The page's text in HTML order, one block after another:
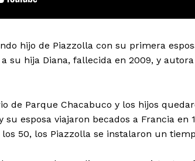
hijo de Piazzolla con su primera
su hija Diana, fallecida en 2009, y
de Parque Chacabuco y los hijos
su esposa viajaron becados a Francia en
50, los Piazzolla se instalaron un